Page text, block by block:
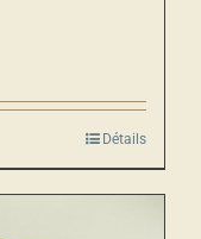
Détails